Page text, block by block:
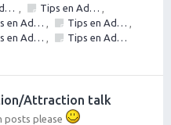
, Tips en Advies: Openen & Gesprekstechnieken. Openingszinnen en zin om te openen. De eerste stap om te gaan vrouwen versieren.
,
game - vrouwen versieren op straat , Tips en Advies: Social circle game
,
Outer game ,
Tips en Advies: NLP
Attraction talk
posts please